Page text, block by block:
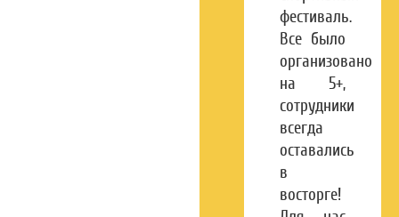
фестиваль.
Все было
организовано
на 5+,
сотрудники
всегда
оставались
в
восторге!